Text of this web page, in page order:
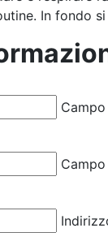
In fondo